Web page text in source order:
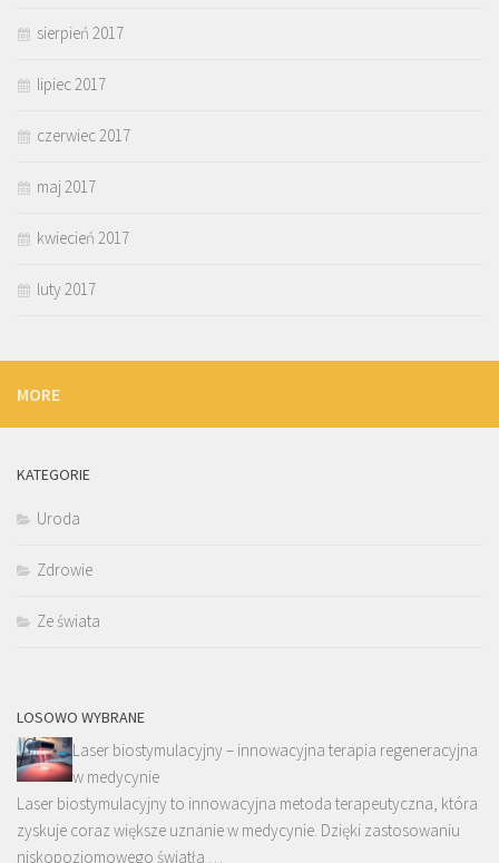
sierpień 2017
lipiec 2017
czerwiec 2017
maj 2017
kwiecień 2017
luty 2017
MORE
KATEGORIE
Uroda
Zdrowie
Ze świata
LOSOWO WYBRANE
Laser biostymulacyjny – innowacyjna terapia regeneracyjna
w medycynie
Laser biostymulacyjny to innowacyjna metoda terapeutyczna, która
zyskuje coraz większe uznanie w medycynie. Dzięki zastosowaniu
niskopoziomowego światła …